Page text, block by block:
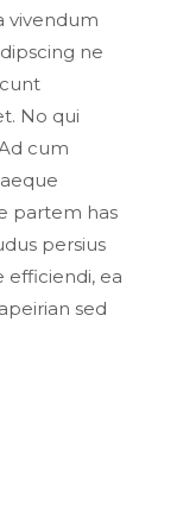
vivendum
ne
No qui
cum
partem has
persius
efficiendi, ea
sed